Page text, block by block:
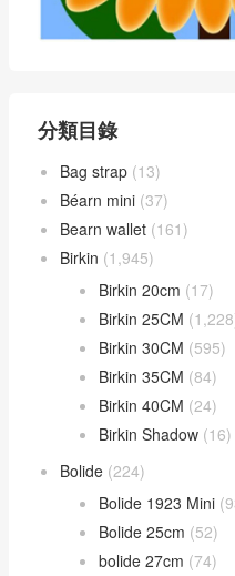
分類目錄
Bag strap (13)
Béarn mini (37)
Bearn wallet (161)
Birkin (1,945)
Birkin 20cm (17)
Birkin 25CM
Birkin 30CM (595)
Birkin 35CM (84)
Birkin 40CM (24)
Birkin Shadow (16)
Bolide (224)
Bolide 1923 Mini
Bolide 25cm (52)
bolide 27cm (74)